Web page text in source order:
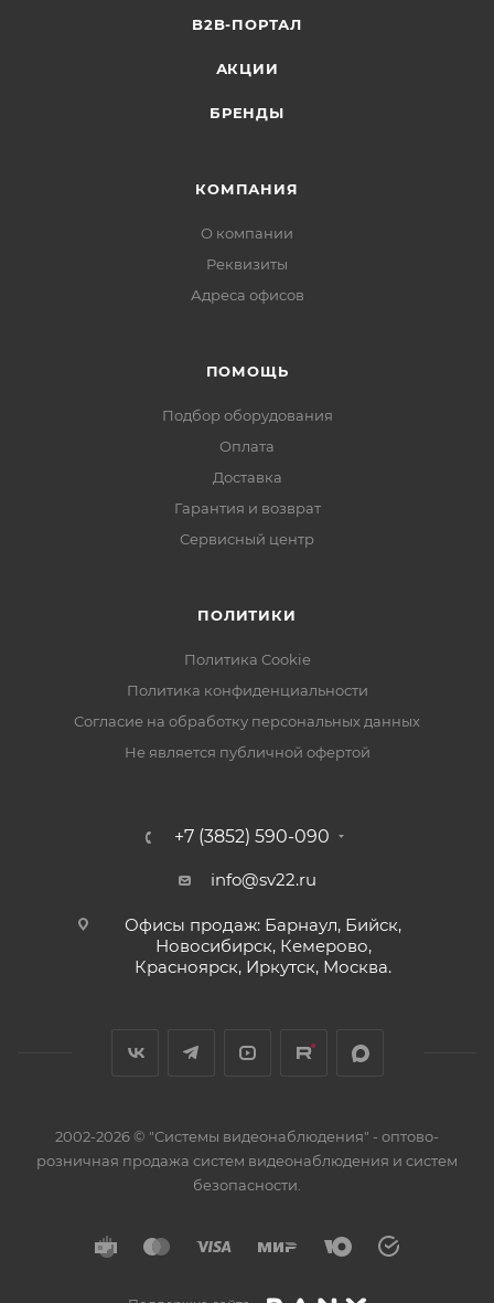
B2B-ПОРТАЛ
АКЦИИ
БРЕНДЫ
КОМПАНИЯ
О компании
Реквизиты
Адреса офисов
ПОМОЩЬ
Подбор оборудования
Оплата
Доставка
Гарантия и возврат
Сервисный центр
ПОЛИТИКИ
Политика Cookie
Политика конфиденциальности
Согласие на обработку персональных данных
Не является публичной офертой
+7 (3852) 590-090
info@sv22.ru
Офисы продаж: Барнаул, Бийск,
Новосибирск, Кемерово,
Красноярск, Иркутск, Москва.
2002-2026 © "Системы видеонаблюдения" - оптово-
розничная продажа систем видеонаблюдения и систем
безопасности.